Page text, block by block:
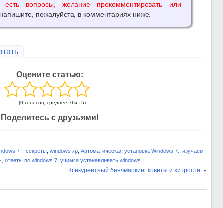
вопросы, желание прокомментировать или
пожалуйста, в комментариях ниже.
Оцените статью:
(0 голосов, среднее: 0 из 5)
Поделитесь с друзьями!
7 – секреты, windows xp, Автоматическая установка Windows 7.
изучаем
, ответы по windows 7, учимся устанавливать windows
Конкурентный бенчмаркинг советы и хитрости. »